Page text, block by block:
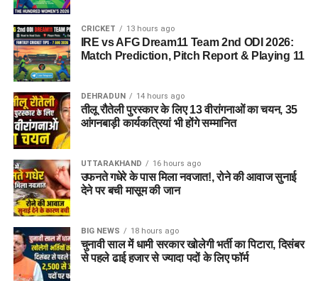
CRICKET 13 hours ago
IRE vs AFG Dream11 Team 2nd ODI 2026:
Match Prediction, Pitch Report & Playing 11
DEHRADUN 14 hours ago
तीलू रौतेली पुरस्कार के लिए 13 वीरांगनाओं का चयन, 35
आंगनबाड़ी कार्यकत्रियां भी होंगे सम्मानित
UTTARAKHAND 16 hours ago
उफनते गधेरे के पास मिला नवजात!, रोने की आवाज सुनाई
देने पर बची मासूम की जान
BIG NEWS 18 hours ago
चुनावी साल में धामी सरकार खोलेगी भर्ती का पिटारा, दिसंबर
से पहले ढाई हजार से ज्यादा पदों के लिए फॉर्म